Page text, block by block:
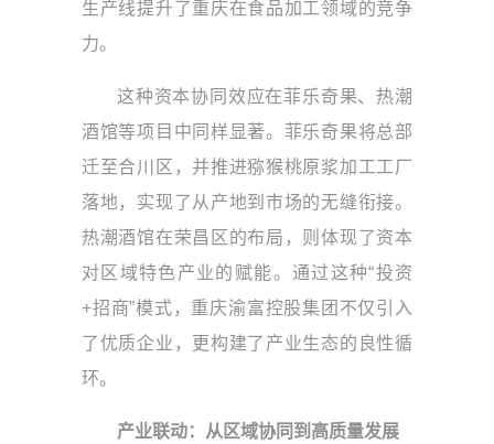
生产线提升了重庆在食品加工领域的竞争
力。
这种资本协同效应在菲乐奇果、热潮
酒馆等项目中同样显著。菲乐奇果将总部
迁至合川区，并推进猕猴桃原浆加工工厂
落地，实现了从产地到市场的无缝衔接。
热潮酒馆在荣昌区的布局，则体现了资本
对区域特色产业的赋能。通过这种“投资
+招商”模式，重庆渝富控股集团不仅引入
了优质企业，更构建了产业生态的良性循
环。
产业联动：从区域协同到高质量发展